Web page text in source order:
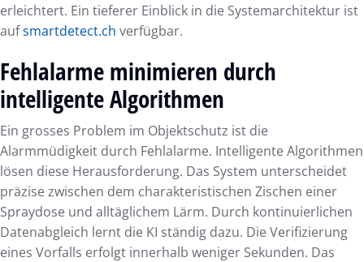
erleichtert. Ein tieferer Einblick in die Systemarchitektur ist
aufsmartdetect.ch verfügbar.
Fehlalarme minimieren durch
intelligente Algorithmen
Ein grosses Problem im Objektschutz ist die
Alarmmüdigkeit durch Fehlalarme. Intelligente Algorithmen
lösen diese Herausforderung. Das System unterscheidet
präzise zwischen dem charakteristischen Zischen einer
Spraydose und alltäglichem Lärm. Durch kontinuierlichen
Datenabgleich lernt die KI ständig dazu. Die Verifizierung
eines Vorfalls erfolgt innerhalb weniger Sekunden. Das